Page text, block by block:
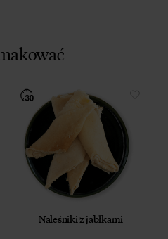
Naleśniki z jabłkami